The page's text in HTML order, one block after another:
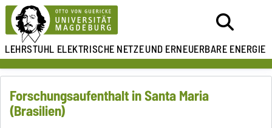
LEHRSTUHL ELEKTRISCHE NETZEUND ERNEUERBARE ENERGIE
Forschungsaufenthalt in Santa Maria
(Brasilien)